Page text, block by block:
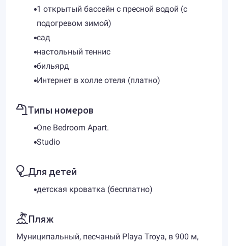
1 открытый бассейн с пресной водой (с
подогревом зимой)
сад
настольный теннис
бильярд
Интернет в холле отеля (платно)
Типы номеров
One Bedroom Apart.
Studio
Для детей
детская кроватка (бесплатно)
Пляж
Муниципальный, песчаный Playa Troya, в 900 м,